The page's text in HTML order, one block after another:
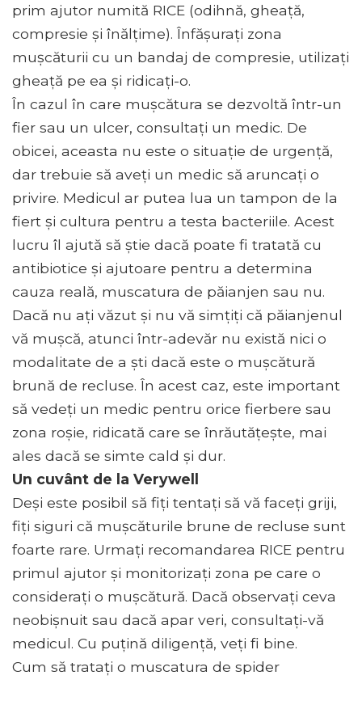
prim ajutor numită RICE (odihnă, gheață,
compresie și înălțime). Înfășurați zona
mușcăturii cu un bandaj de compresie, utilizați
gheață pe ea și ridicați-o.
În cazul în care mușcătura se dezvoltă într-un
fier sau un ulcer, consultați un medic. De
obicei, aceasta nu este o situație de urgență,
dar trebuie să aveți un medic să aruncați o
privire. Medicul ar putea lua un tampon de la
fiert și cultura pentru a testa bacteriile. Acest
lucru îl ajută să știe dacă poate fi tratată cu
antibiotice și ajutoare pentru a determina
cauza reală, muscatura de păianjen sau nu.
Dacă nu ați văzut și nu vă simțiți că păianjenul
vă mușcă, atunci într-adevăr nu există nici o
modalitate de a ști dacă este o mușcătură
brună de recluse. În acest caz, este important
să vedeți un medic pentru orice fierbere sau
zona roșie, ridicată care se înrăutățește, mai
ales dacă se simte cald și dur.
Un cuvânt de la Verywell
Deși este posibil să fiți tentați să vă faceți griji,
fiți siguri că mușcăturile brune de recluse sunt
foarte rare. Urmați recomandarea RICE pentru
primul ajutor și monitorizați zona pe care o
considerați o mușcătură. Dacă observați ceva
neobișnuit sau dacă apar veri, consultați-vă
medicul. Cu puțină diligență, veți fi bine.
Cum să tratați o muscatura de spider